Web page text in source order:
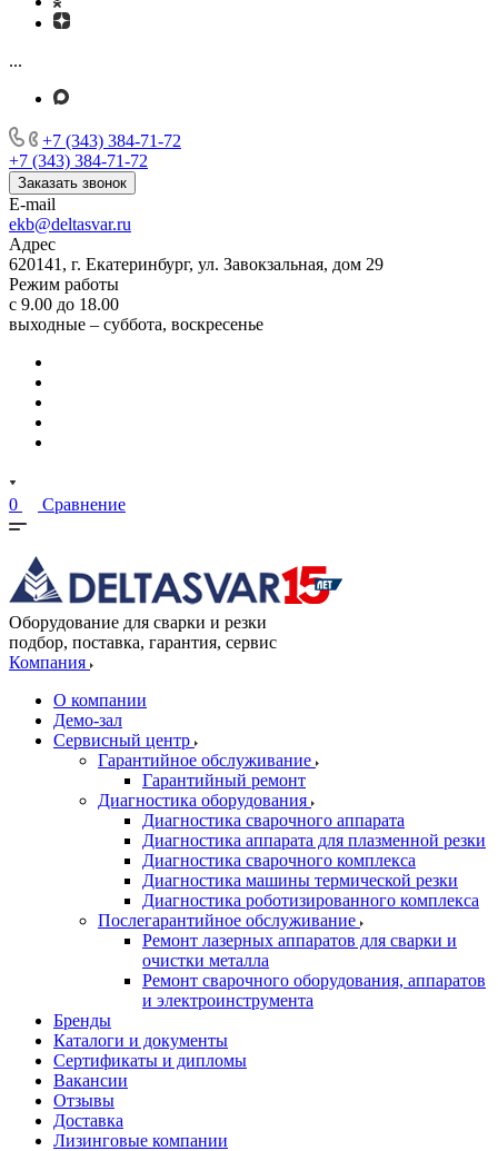
...
+7 (343) 384-71-72
+7 (343) 384-71-72
Заказать звонок
E-mail
ekb@deltasvar.ru
Адрес
620141, г. Екатеринбург, ул. Завокзальная, дом 29
Режим работы
с 9.00 до 18.00
выходные – суббота, воскресенье
0 Сравнение
Оборудование для сварки и резки
подбор, поставка, гарантия, сервис
Компания
О компании
Демо-зал
Сервисный центр
Гарантийное обслуживание
Гарантийный ремонт
Диагностика оборудования
Диагностика сварочного аппарата
Диагностика аппарата для плазменной резки
Диагностика сварочного комплекса
Диагностика машины термической резки
Диагностика роботизированного комплекса
Послегарантийное обслуживание
Ремонт лазерных аппаратов для сварки и
очистки металла
Ремонт сварочного оборудования, аппаратов
и электроинструмента
Бренды
Каталоги и документы
Сертификаты и дипломы
Вакансии
Отзывы
Доставка
Лизинговые компании